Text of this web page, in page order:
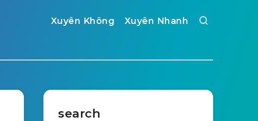
Xuyên Không Xuyên Nhanh
search